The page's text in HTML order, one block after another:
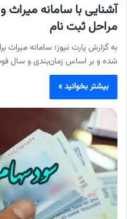
آشنایی با سامانه میراث
مراحل ثبت نام
به گزارش پارت نیوز؛ سامانه میراث
شده و بر اساس زمان‌بندی و سال
بیشتر بخوانید »